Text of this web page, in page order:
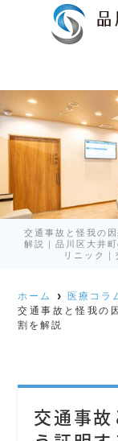
交通事故と怪我の
解説｜品川区大井
リニック
ホーム 医療コラ
交通事故と怪我の
割を解説
交通事